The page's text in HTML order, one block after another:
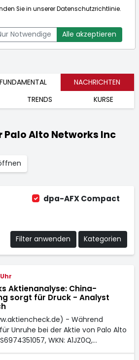
Bid:314,500€Ask:315,000€
FUNDAMENTAL
NACHRICHTEN
TRENDS KURSE
Palo Alto Networks Inc
dpa-AFX Compact
Filter anwenden Kategorien
Aktienanalyse: China-
sorgt für Druck - Analyst
- Während
Unruhe bei der Aktie von Palo Alto
WKN: A1JZ0Q,…
Sie in unsererDatenschutzrichtlinie.
Notwendige Alle akzeptieren